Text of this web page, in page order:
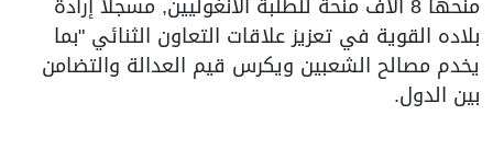
بلاده القوية في تعزيز علاقات التعاون الثنائي "بما
يخدم مصالح الشعبين ويكرس قيم العدالة والتضامن
بين الدول.